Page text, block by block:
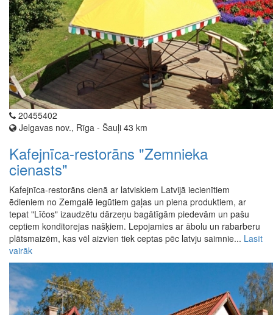
20455402
Jelgavas nov., Rīga - Šauļi 43 km
Kafejnīca-restorāns "Zemnieka
cienasts"
Kafejnīca-restorāns cienā ar latviskiem Latvijā iecienītiem
ēdieniem no Zemgalē iegūtiem gaļas un piena produktiem, ar
tepat "Līčos" izaudzētu dārzeņu bagātīgām piedevām un pašu
ceptiem konditorejas našķiem. Lepojamies ar ābolu un rabarberu
plātsmaizēm, kas vēl aizvien tiek ceptas pēc latvju saimnie... Lasīt
vairāk